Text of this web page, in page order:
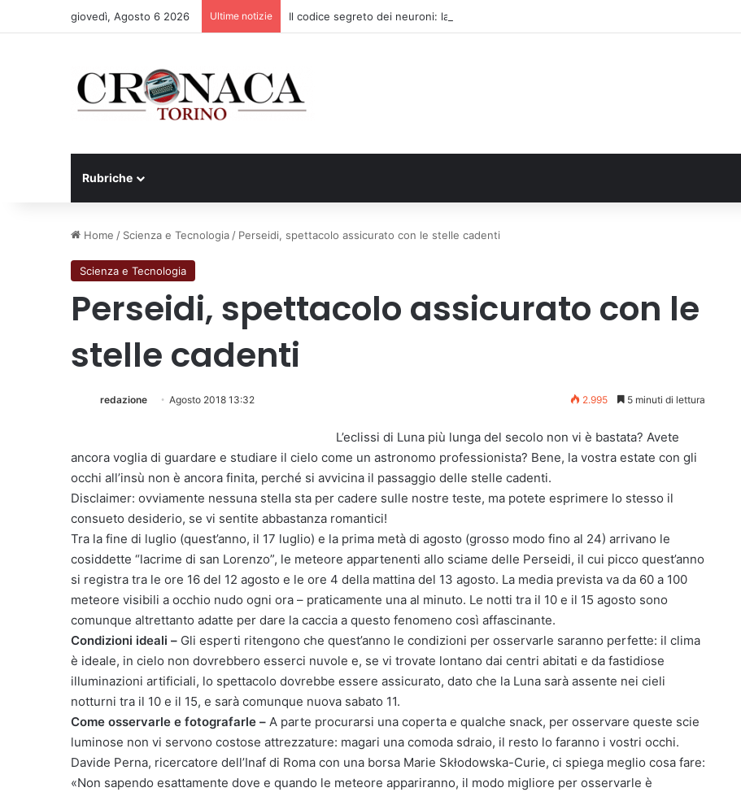
giovedì, Agosto 6 2026 Ultime notizie Il codice segreto dei neuroni: la memoria della nascita che costruisce il cervello
Rubriche
Home / Scienza e Tecnologia / Perseidi, spettacolo assicurato con le stelle cadenti
Scienza e Tecnologia
Perseidi, spettacolo assicurato con le
stelle cadenti
redazione Agosto 2018 13:32 2.995 5 minuti di lettura
L’eclissi di Luna più lunga del secolo non vi è bastata? Avete
ancora voglia di guardare e studiare il cielo come un astronomo professionista? Bene, la vostra estate con gli
occhi all’insù non è ancora finita, perché si avvicina il passaggio delle stelle cadenti.
Disclaimer: ovviamente nessuna stella sta per cadere sulle nostre teste, ma potete esprimere lo stesso il
consueto desiderio, se vi sentite abbastanza romantici!
Tra la fine di luglio (quest’anno, il 17 luglio) e la prima metà di agosto (grosso modo fino al 24) arrivano le
cosiddette “lacrime di san Lorenzo”, le meteore appartenenti allo sciame delle Perseidi, il cui picco quest’anno
si registra tra le ore 16 del 12 agosto e le ore 4 della mattina del 13 agosto. La media prevista va da 60 a 100
meteore visibili a occhio nudo ogni ora – praticamente una al minuto. Le notti tra il 10 e il 15 agosto sono
comunque altrettanto adatte per dare la caccia a questo fenomeno così affascinante.
Condizioni ideali – Gli esperti ritengono che quest’anno le condizioni per osservarle saranno perfette: il clima
è ideale, in cielo non dovrebbero esserci nuvole e, se vi trovate lontano dai centri abitati e da fastidiose
illuminazioni artificiali, lo spettacolo dovrebbe essere assicurato, dato che la Luna sarà assente nei cieli
notturni tra il 10 e il 15, e sarà comunque nuova sabato 11.
Come osservarle e fotografarle – A parte procurarsi una coperta e qualche snack, per osservare queste scie
luminose non vi servono costose attrezzature: magari una comoda sdraio, il resto lo faranno i vostri occhi.
Davide Perna, ricercatore dell’Inaf di Roma con una borsa Marie Skłodowska-Curie, ci spiega meglio cosa fare:
«Non sapendo esattamente dove e quando le meteore appariranno, il modo migliore per osservarle è